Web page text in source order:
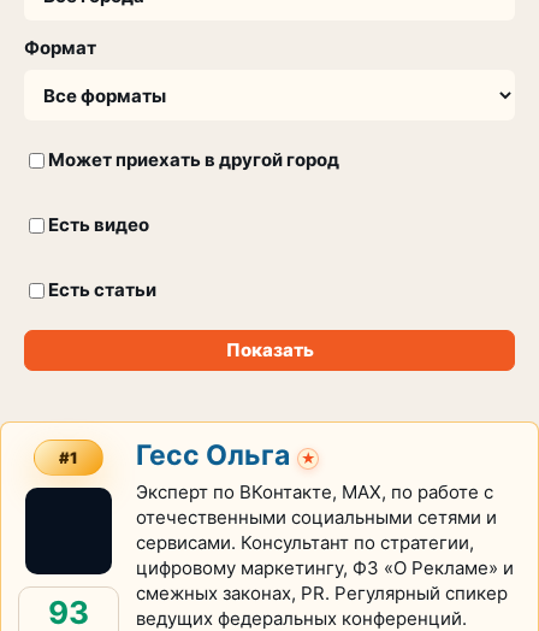
Формат
Может приехать в другой город
Есть видео
Есть статьи
Показать
#1
93
Гесс Ольга ★
Эксперт по ВКонтакте, МАХ, по работе с
отечественными социальными сетями и
сервисами. Консультант по стратегии,
цифровому маркетингу, ФЗ «О Рекламе» и
смежных законах, PR. Регулярный спикер
ведущих федеральных конференций.